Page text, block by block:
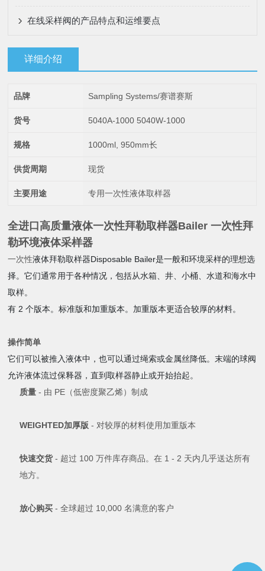
在线采样阀的产品特点和运维要点
详细介绍
品牌 Sampling Systems/赛谱赛斯
货号 5040A-1000 5040W-1000
规格 1000ml, 950mm长
供货周期 现货
主要用途 专用一次性液体取样器
全进口高质量液体一次性拜勒取样器Bailer 一次性拜
勒环境液体采样器
一次性液体拜勒取样器Disposable Bailer是一般和环境采样的理想选
择。它们通常用于各种情况，包括从水箱、井、小桶、水道和海水中
取样。
有 2 个版本。标准版和加重版本。加重版本更适合较厚的材料。
操作简单
它们可以被推入液体中，也可以通过绳索或金属丝降低。末端的球阀
允许液体流过保释器，直到取样器静止或开始抬起。
质量 - 由 PE（低密度聚乙烯）制成
WEIGHTED加厚版- 对较厚的材料使用加重版本
快速交货- 超过 100 万件库存商品。在 1 - 2 天内几乎送达所有
地方。
放心购买 - 全球超过 10,000 名满意的客户